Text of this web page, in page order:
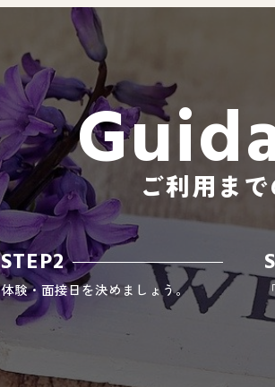
－ 春日事業所のブログ
－ 遠賀事業所のブログ
－ 東郷事業所のブログ
－ 鳥栖事業所のブログ
ご利用ま
STEP2
体験・面接日を決めましょう。